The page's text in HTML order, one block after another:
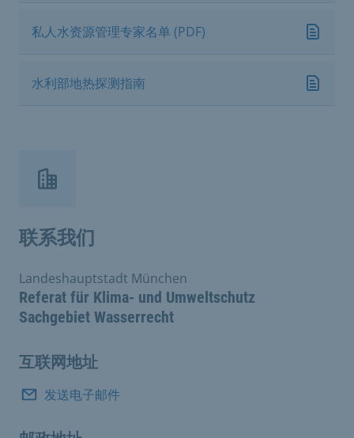
私人水资源管理专家名单 (PDF)
水利部地热探测指南
联系我们
Referat für Klima- und Umweltschutz
Sachgebiet Wasserrecht
Landeshauptstadt München
互联网地址
发送电子邮件